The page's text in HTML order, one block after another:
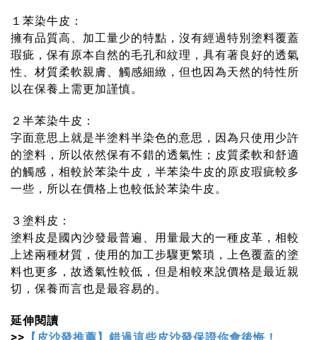
１苯染牛皮：
擁有品質高、加工量少的特點，沒有經過特別塗料覆蓋
瑕疵，保有原本自然的毛孔和紋理，具有著良好的透氣
性、材質柔軟親膚、觸感細緻，但也因為天然的特性所
以在保養上需更加謹慎。
２半苯染牛皮：
字面意思上就是半塗料半染色的意思，因為只使用少許
的塗料，所以依然保有不錯的透氣性；皮質柔軟和舒適
的觸感，相較於苯染牛皮，半苯染牛皮的原皮瑕疵較多
一些，所以在價格上也較低於苯染牛皮。
３塗料皮：
塗料皮是國內沙發最普遍、用量最大的一種皮革，相較
上述兩種材質，使用的加工步驟更繁瑣，上色覆蓋的塗
料也更多，故透氣性較低，但是相較來說價格是最近親
切，保養而言也是最容易的。
延伸閱讀